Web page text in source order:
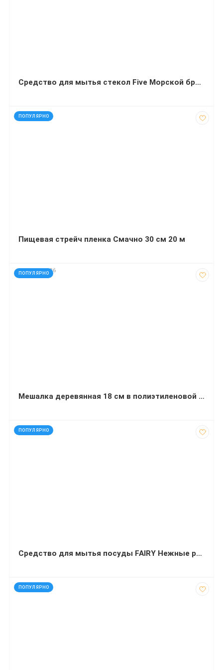
Средство для мытья стекол Five Морской бриз 5 л
ПОПУЛЯРНО
код: 91189
Пищевая стрейч пленка Смачно 30 см 20 м
ПОПУЛЯРНО
код: 2030026
Мешалка деревянная 18 см в полиэтиленовой упаковке 500 штук
ПОПУЛЯРНО
код: 35059
Средство для мытья посуды FAIRY Нежные руки Ромашка и витамин Е 1 литр
ПОПУЛЯРНО
код: 15014